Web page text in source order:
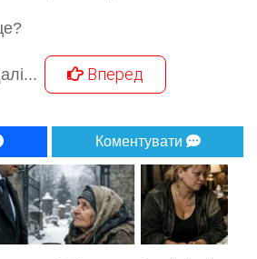
Вперед
Коментувати